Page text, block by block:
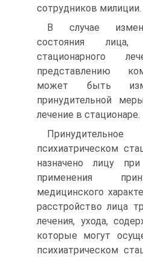
сотрудников милиции.
В случае
состояния
стационарного
представлению
может быть
принудительной
лечение в стационаре.
психиатрическом
назначено лицу
применения
медицинского
расстройство лица
лечения, ухода,
которые могут
психиатрическом